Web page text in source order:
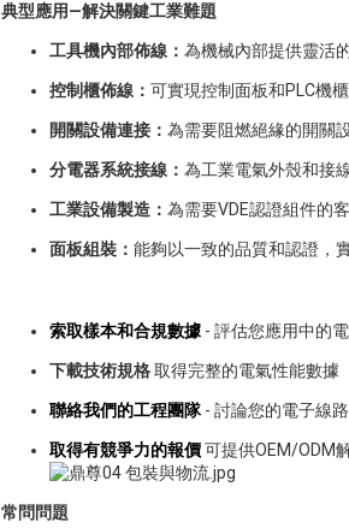
典型應用—解決關鍵工業難題
工具機內部佈線： 為機械內部提供靈活
控制櫃佈線： 可實現控制面板和PLC機
開關設備連接： 為需要阻燃絕緣的開關
分電器系統接線： 為工業電氣外殼和接
工業設備製造： 為需要VDE認證組件的
面板組裝： 能夠以一致的品質和認證，
索取樣本和合規數據 - 評估您應用中的
下載技術規格取得完整的電氣性能數據
聯絡我們的工程團隊- 討論您的電子線
取得有競爭力的報價可提供OEM/ODM
常問問題